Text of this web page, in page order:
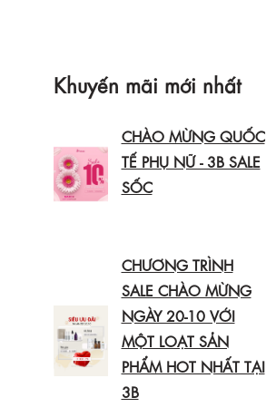
Khuyến mãi mới nhất
CHÀO MỪNG QUỐC
TẾ PHỤ NỮ - 3B SALE
SỐC
CHƯƠNG TRÌNH
SALE CHÀO MỪNG
NGÀY 20-10 VỚI
MỘT LOẠT SẢN
PHẨM HOT NHẤT TẠI
3B